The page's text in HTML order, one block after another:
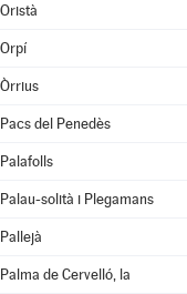
Oristà
Orpí
Òrrius
Pacs del Penedès
Palafolls
Palau-solità i Plegamans
Pallejà
Palma de Cervelló, la